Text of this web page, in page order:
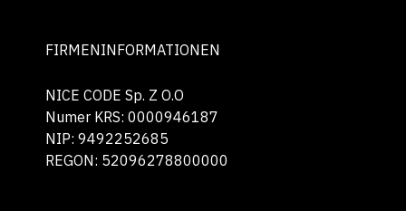
FIRMENINFORMATIONEN
NICE CODE Sp. Z O.O
Numer KRS: 0000946187
NIP: 9492252685
REGON: 52096278800000